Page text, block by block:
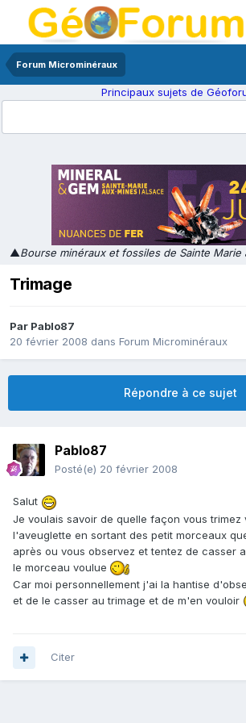
Forum Microminéraux
Principaux sujets de
▲Bourse minéraux et fossiles de Sainte Marie
Trimage
Par Pablo87
20 février 2008 dans Forum Microminéraux
Répondre à ce sujet
Pablo87
Posté(e) 20 février 2008
Salut
Je voulais savoir de quelle façon vous trimez
l'aveuglette en sortant des petit morceaux
après ou vous observez et tentez de casser
le morceau voulue
Car moi personnellement j'ai la hantise
et de le casser au trimage et de m'en vouloir
Citer